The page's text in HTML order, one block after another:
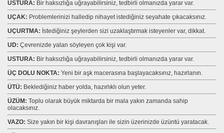
USTURA: Bir haksızlığa uğrayabilirsiniz, tedbirli olmanızda yarar var.
UÇAK: Problemlerinizi halledip nihayet istediğiniz seyahate çıkacaksınız.
UÇURTMA: İstediğiniz şeylerden sizi uzaklaştırmak isteyenler var, dikkat.
UD: Çevrenizde yalan söyleyen çok kişi var.
USTURA: Bir haksızlığa uğrayabilirsiniz, tedbirli olmanızda yarar var.
ÜÇ DOLU NOKTA: Yeni bir aşk macerasına başlayacaksınız, hazırlanın.
ÜTÜ: Beklediğiniz haber yolda, hazırlıklı olun yeter.
ÜZÜM: Toplu olarak büyük miktarda bir mala yakın zamanda sahip
olacaksınız.
VAZO: Size yakın bir kişi davranışları ile sizin üzerinizde üzüntü yaratacak.